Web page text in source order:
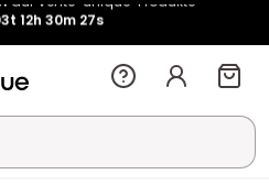
12h 30m 26s
- Gleicher Shop, neuer Name!
auf Vente-unique-Produkte
12h